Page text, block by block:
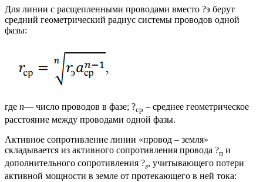
Для линии с расщепленными проводами вместо ?э берут
средний геометрический радиус системы проводов одной
фазы:
где n— число проводов в фазе; ?ср – среднее геометрическое
расстояние между проводами одной фазы.
Активное сопротивление линии «провод – земля»
складывается из активного сопротивления провода ?п и
дополнительного сопротивления ?з, учитывающего потери
активной мощности в земле от протекающего в ней тока: